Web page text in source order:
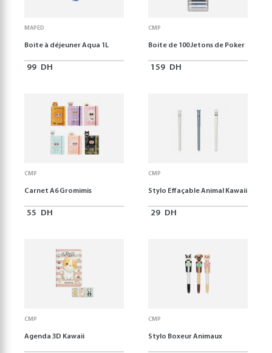
MAPED
Boite à déjeuner Aqua 1L
99 DH
CMP
Boite de 100 Jetons de Poker
159 DH
CMP
Carnet A6 Gromimis
55 DH
CMP
Stylo Effaçable Animal Kawaii
29 DH
CMP
Agenda 3D Kawaii
CMP
Stylo Boxeur Animaux